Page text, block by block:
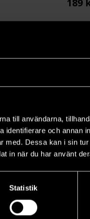
till användarna,
och annan
med. Dessa kan i sin
in när du har använt
Statistik
189